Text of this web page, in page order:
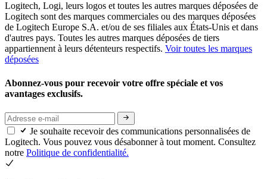
Logitech, Logi, leurs logos et toutes les autres marques déposées de
Logitech sont des marques commerciales ou des marques déposées
de Logitech Europe S.A. et/ou de ses filiales aux États-Unis et dans
d'autres pays. Toutes les autres marques déposées de tiers
appartiennent à leurs détenteurs respectifs. Voir toutes les marques
déposées
Abonnez-vous pour recevoir votre offre spéciale et vos
avantages exclusifs.
Je souhaite recevoir des communications personnalisées de
Logitech. Vous pouvez vous désabonner à tout moment. Consultez
notre Politique de confidentialité.